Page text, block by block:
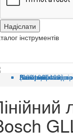
інструментів
Головна
Категорії
Вимірювальні
Лазерні рівні,
Лінійний лазерний нівелір, Bosch GLL 12V-100-33 CG + LB 10 (0601065400)